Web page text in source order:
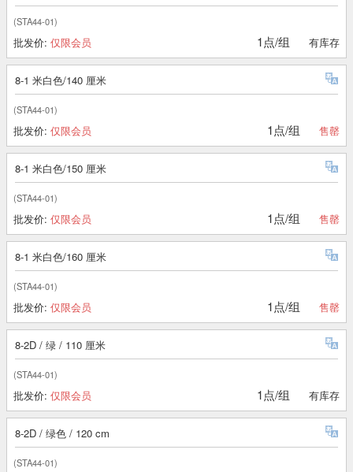
(STA44-01)
批发价: 仅限会员 1点/组 有库存
8-1 米白色/140 厘米
(STA44-01)
批发价: 仅限会员 1点/组 售罄
8-1 米白色/150 厘米
(STA44-01)
批发价: 仅限会员 1点/组 售罄
8-1 米白色/160 厘米
(STA44-01)
批发价: 仅限会员 1点/组 售罄
8-2D / 绿 / 110 厘米
(STA44-01)
批发价: 仅限会员 1点/组 有库存
8-2D / 绿色 / 120 cm
(STA44-01)